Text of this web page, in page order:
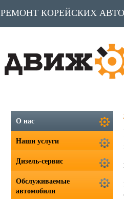
РЕМОНТ КОРЕЙСКИХ
О нас
Наши услуги
Дизель-сервис
Обслуживаемые
автомобили